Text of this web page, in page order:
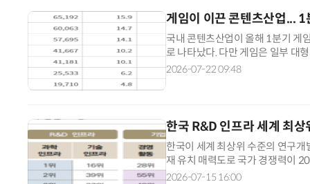
게임이 이끈 콘텐츠산업...
국내 콘텐츠산업이 올해 1분기 게
로 나타났다. 다만 게임은 일부 대
하는 등 산업별 양극화도 뚜렷했
2026-07-22 09:48
한국 R&D 인프라 세계 최
한국이 세계 최상위 수준의 연구
재 유치 매력도로 국가 경쟁력이
15일 스위스 국제경영개발원
2026-07-15 16:00